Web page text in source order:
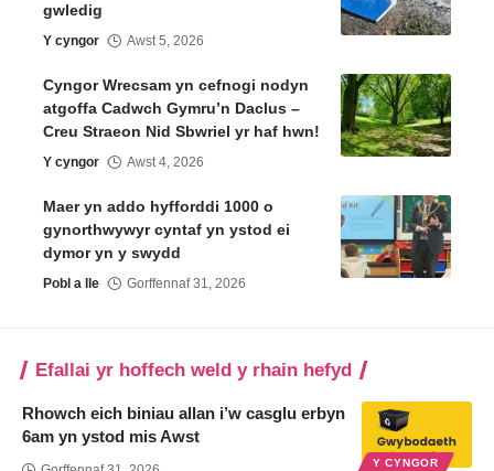
gwledig
Y cyngor Awst 5, 2026
Cyngor Wrecsam yn cefnogi nodyn
atgoffa Cadwch Gymru’n Daclus –
Creu Straeon Nid Sbwriel yr haf hwn!
Y cyngor Awst 4, 2026
Maer yn addo hyfforddi 1000 o
gynorthwywyr cyntaf yn ystod ei
dymor yn y swydd
Pobl a lle Gorffennaf 31, 2026
Efallai yr hoffech weld y rhain hefyd
Y CYNGOR
Rhowch eich biniau allan i’w casglu erbyn
6am yn ystod mis Awst